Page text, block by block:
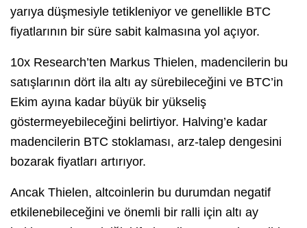
yarıya düşmesiyle tetikleniyor ve genellikle BTC
fiyatlarının bir süre sabit kalmasına yol açıyor.
10x Research’ten Markus Thielen, madencilerin bu
satışlarının dört ila altı ay sürebileceğini ve BTC’in
Ekim ayına kadar büyük bir yükseliş
göstermeyebileceğini belirtiyor. Halving’e kadar
madencilerin BTC stoklaması, arz-talep dengesini
bozarak fiyatları artırıyor.
Ancak Thielen, altcoinlerin bu durumdan negatif
etkilenebileceğini ve önemli bir ralli için altı ay